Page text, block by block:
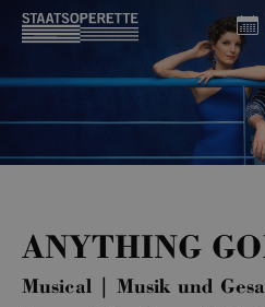
ANYTHING
Musical | Musik und